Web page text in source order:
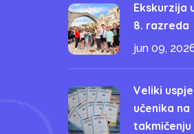
Ekskurzija
8. razreda
jun 09,
Veliki
učenika na
takmičenju